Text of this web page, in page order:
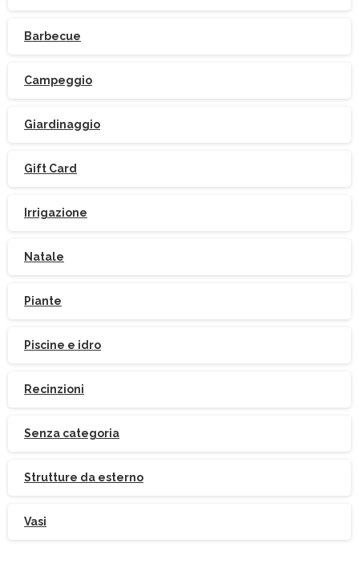
Barbecue
Campeggio
Giardinaggio
Gift Card
Irrigazione
Natale
Piante
Piscine e idro
Recinzioni
Senza categoria
Strutture da esterno
Vasi
Indirizzo email:
Accetto le condizioni generali di utilizzo e di